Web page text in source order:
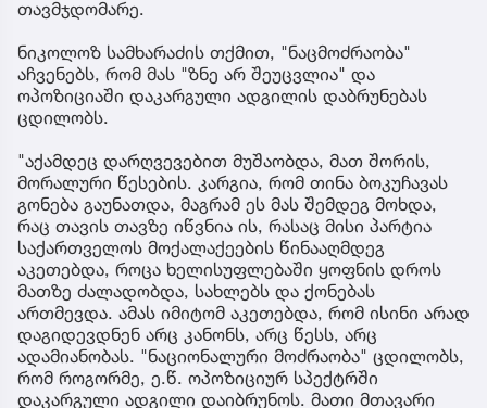
თავმჯდომარე.
ნიკოლოზ სამხარაძის თქმით, "ნაცმოძრაობა"
აჩვენებს, რომ მას "ზნე არ შეუცვლია" და
ოპოზიციაში დაკარგული ადგილის დაბრუნებას
ცდილობს.
"აქამდეც დარღვევებით მუშაობდა, მათ შორის,
მორალური წესების. კარგია, რომ თინა ბოკუჩავას
გონება გაუნათდა, მაგრამ ეს მას შემდეგ მოხდა,
რაც თავის თავზე იწვნია ის, რასაც მისი პარტია
საქართველოს მოქალაქეების წინააღმდეგ
აკეთებდა, როცა ხელისუფლებაში ყოფნის დროს
მათზე ძალადობდა, სახლებს და ქონებას
ართმევდა. ამას იმიტომ აკეთებდა, რომ ისინი არად
დაგიდევდნენ არც კანონს, არც წესს, არც
ადამიანობას. "ნაციონალური მოძრაობა" ცდილობს,
რომ როგორმე, ე.წ. ოპოზიციურ სპექტრში
დაკარგული ადგილი დაიბრუნოს. მათი მთავარი